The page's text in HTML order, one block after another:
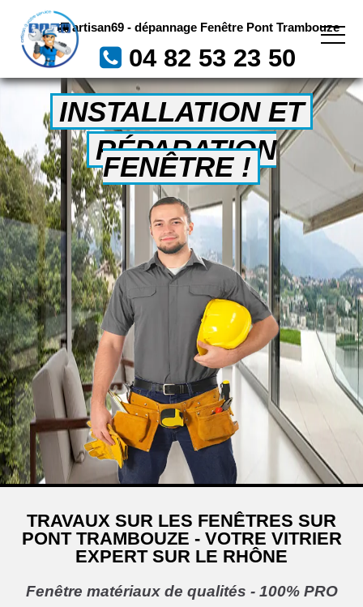
artisan69 - dépannage Fenêtre Pont Trambouze
04 82 53 23 50
INSTALLATION ET
RÉPARATION
FENÊTRE !
TRAVAUX SUR LES FENÊTRES SUR
PONT TRAMBOUZE - VOTRE VITRIER
EXPERT SUR LE RHÔNE
Fenêtre matériaux de qualités - 100% PRO